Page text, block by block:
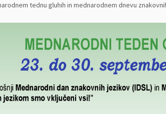
tednu gluhih in mednarodnem dnevu